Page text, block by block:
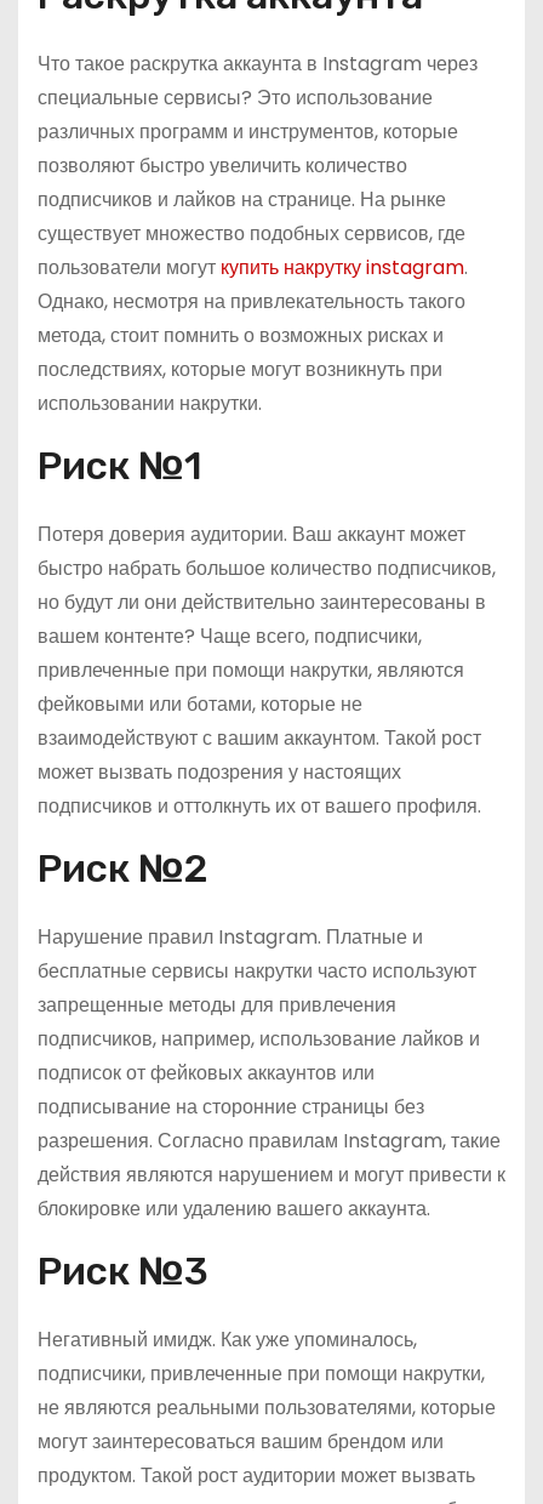
Что такое раскрутка аккаунта в Instagram через
специальные сервисы? Это использование
различных программ и инструментов, которые
позволяют быстро увеличить количество
подписчиков и лайков на странице. На рынке
существует множество подобных сервисов, где
пользователи могут купить накрутку instagram.
Однако, несмотря на привлекательность такого
метода, стоит помнить о возможных рисках и
последствиях, которые могут возникнуть при
использовании накрутки.
Риск №1
Потеря доверия аудитории. Ваш аккаунт может
быстро набрать большое количество подписчиков,
но будут ли они действительно заинтересованы в
вашем контенте? Чаще всего, подписчики,
привлеченные при помощи накрутки, являются
фейковыми или ботами, которые не
взаимодействуют с вашим аккаунтом. Такой рост
может вызвать подозрения у настоящих
подписчиков и оттолкнуть их от вашего профиля.
Риск №2
Нарушение правил Instagram. Платные и
бесплатные сервисы накрутки часто используют
запрещенные методы для привлечения
подписчиков, например, использование лайков и
подписок от фейковых аккаунтов или
подписывание на сторонние страницы без
разрешения. Согласно правилам Instagram, такие
действия являются нарушением и могут привести к
блокировке или удалению вашего аккаунта.
Риск №3
Негативный имидж. Как уже упоминалось,
подписчики, привлеченные при помощи накрутки,
не являются реальными пользователями, которые
могут заинтересоваться вашим брендом или
продуктом. Такой рост аудитории может вызвать